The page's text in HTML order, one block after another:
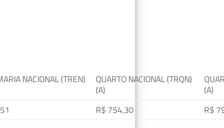
NACIONAL (TREN)
QUARTO NACIONAL (TRQN)
(A)
(A)
R$ 754,30
R$